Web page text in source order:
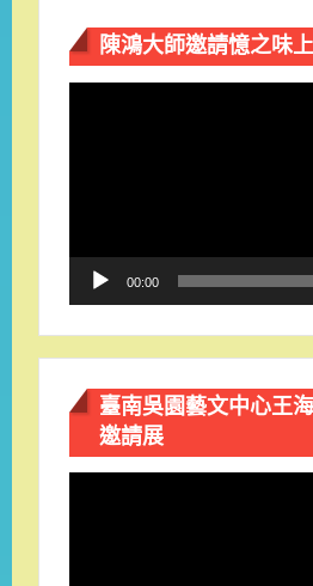
陳鴻大師邀請憶之味
00:00
臺南吳園藝文中心王
邀請展